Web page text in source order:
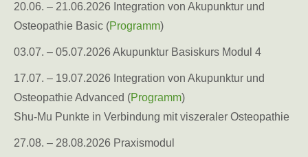
20.06. – 21.06.2026 Integration von Akupunktur und
Osteopathie Basic (Programm)
03.07. – 05.07.2026 Akupunktur Basiskurs Modul 4
17.07. – 19.07.2026 Integration von Akupunktur und
Osteopathie Advanced (Programm)
Shu-Mu Punkte in Verbindung mit viszeraler Osteopathie
27.08. – 28.08.2026 Praxismodul